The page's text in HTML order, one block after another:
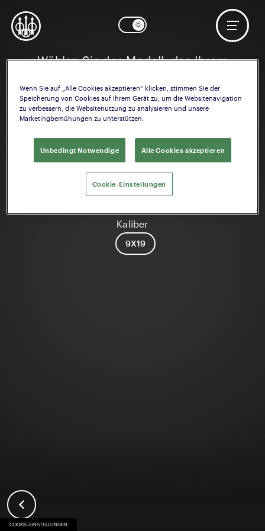
Wählen Sie das Modell, das Ihrem
92X Performance
Kaliber
9X19
COOKIE-EINSTELLUNGEN
Wenn Sie auf „Alle Cookies akzeptieren“ klicken, stimmen Sie der
Speicherung von Cookies auf Ihrem Gerät zu, um die Websitenavigation
zu verbessern, die Websitenutzung zu analysieren und unsere
Marketingbemühungen zu unterstützen.
Unbedingt Notwendige Alle Cookies akzeptieren
Cookie-Einstellungen